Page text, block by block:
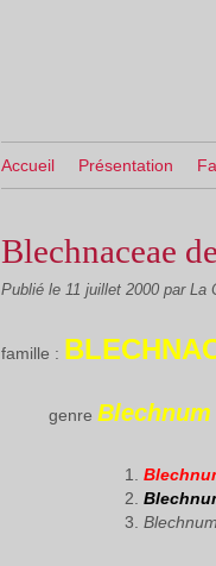
Accueil Présentation
Blechnaceae
Publié le 11 juillet 2000 par La
famille :
genre Blechnum